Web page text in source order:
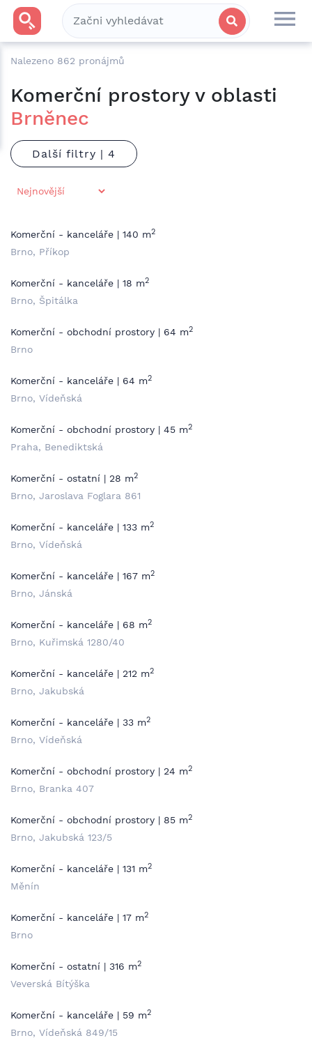
Nalezeno 862 pronájmů
Komerční prostory v oblasti
Brněnec
Další filtry |
Komerční - kanceláře | 140 m2
Brno, Příkop
Komerční - kanceláře | 18 m2
Brno, Špitálka
Komerční - obchodní prostory | 64 m2
Brno
Komerční - kanceláře | 64 m2
Brno, Vídeňská
Komerční - obchodní prostory | 45 m2
Praha, Benediktská
Komerční - ostatní | 28 m2
Brno, Jaroslava Foglara 861
Komerční - kanceláře | 133 m2
Brno, Vídeňská
Komerční - kanceláře | 167 m2
Brno, Jánská
Komerční - kanceláře | 68 m2
Brno, Kuřimská 1280/40
Komerční - kanceláře | 212 m2
Brno, Jakubská
Komerční - kanceláře | 33 m2
Brno, Vídeňská
Komerční - obchodní prostory | 24 m2
Brno, Branka 407
Komerční - obchodní prostory | 85 m2
Brno, Jakubská 123/5
Komerční - kanceláře | 131 m2
Měnín
Komerční - kanceláře | 17 m2
Brno
Komerční - ostatní | 316 m2
Veverská Bítýška
Komerční - kanceláře | 59 m2
Brno, Vídeňská 849/15